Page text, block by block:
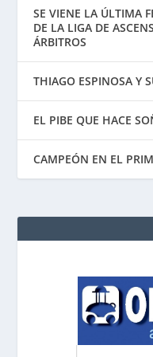
SE VIENE LA ÚLTIMA
DE LA LIGA DE
ÁRBITROS
THIAGO ESPINOSA Y
EL PIBE QUE HACE
CAMPEÓN EN EL